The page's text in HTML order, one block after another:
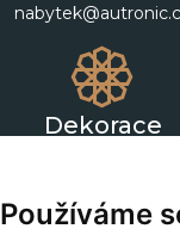
Používáme
Dekorace